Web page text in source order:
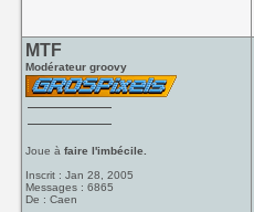
MTF
Modérateur groovy
Joue àfaire l'imbécile.
Inscrit : Jan 28, 2005
Messages : 6865
De : Caen